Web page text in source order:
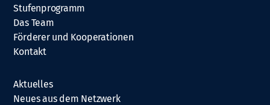
Stufenprogramm
Das Team
Förderer und Kooperationen
Kontakt
Aktuelles
Neues aus dem Netzwerk